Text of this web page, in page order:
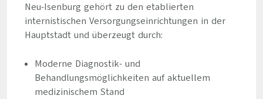
Neu-Isenburg gehört zu den etablierten
internistischen Versorgungseinrichtungen in der
Hauptstadt und überzeugt durch:
Moderne Diagnostik- und
Behandlungsmöglichkeiten auf aktuellem
medizinischem Stand